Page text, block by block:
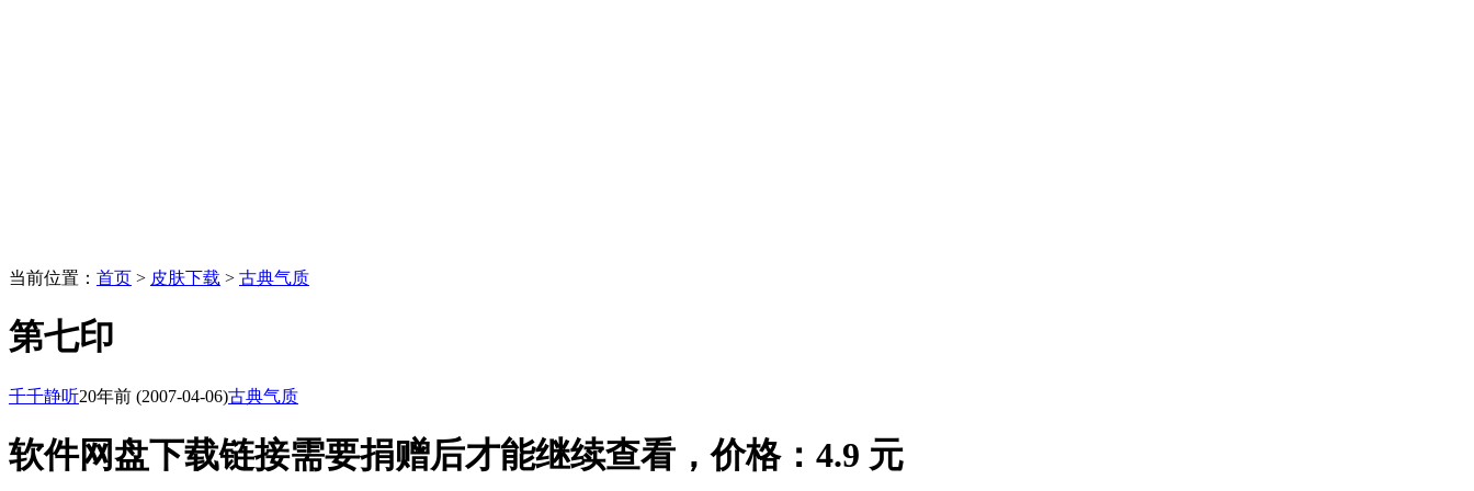
当前位置： 首页 > 皮肤下载 > 古典气质
第七印
千千静听20年前 (2007-04-06)古典气质
软件网盘下载链接需要捐赠后才能继续查看，价格：4.9 元